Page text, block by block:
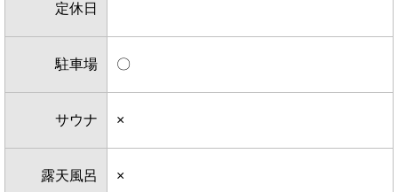
定休日
駐車場 〇
サウナ ×
露天風呂 ×